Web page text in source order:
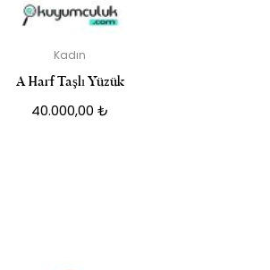
Kadın
A Harf Taşlı Yüzük
40.000,00 ₺